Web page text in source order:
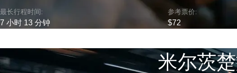
最长行程时间:
7 小时 13 分钟
参考票价:
$72
米尔茨